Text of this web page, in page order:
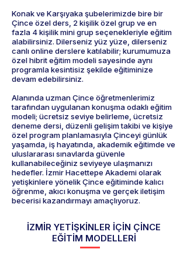
Konak ve Karşıyaka şubelerimizde bire bir
Çince özel ders, 2 kişilik özel grup ve en
fazla 4 kişilik mini grup seçenekleriyle eğitim
alabilirsiniz. Dilerseniz yüz yüze, dilerseniz
canlı online derslere katılabilir; kurumumuza
özel hibrit eğitim modeli sayesinde aynı
programla kesintisiz şekilde eğitiminize
devam edebilirsiniz.
Alanında uzman Çince öğretmenlerimiz
tarafından uygulanan konuşma odaklı eğitim
modeli; ücretsiz seviye belirleme, ücretsiz
deneme dersi, düzenli gelişim takibi ve kişiye
özel program planlamasıyla Çinceyi günlük
yaşamda, iş hayatında, akademik eğitimde ve
uluslararası sınavlarda güvenle
kullanabileceğiniz seviyeye ulaşmanızı
hedefler. İzmir Hacettepe Akademi olarak
yetişkinlere yönelik Çince eğitiminde kalıcı
öğrenme, akıcı konuşma ve gerçek iletişim
becerisi kazandırmayı amaçlıyoruz.
İZMİR YETİŞKİNLER İÇİN ÇİNCE
EĞİTİM MODELLERİ